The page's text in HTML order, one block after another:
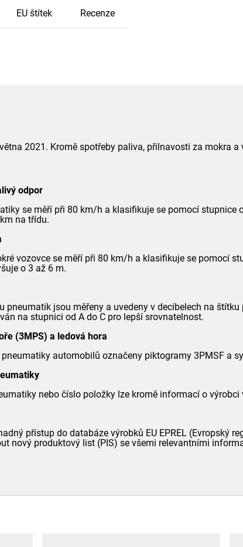
EU štítek Recenze
2021. Kromě spotřeby paliva, přilnavosti za mokra
odpor
se měří při 80 km/h a klasifikuje se pomocí stupnice
na třídu.
vozovce se měří při 80 km/h a klasifikuje se pomocí
o 3 až 6 m.
pneumatik jsou měřeny a uvedeny v decibelech na
na stupnici od A do C pro lepší srovnatelnost.
(3MPS) a ledová hora
automobilů označeny piktogramy 3PMSF a
nebo číslo položky lze kromě informací o výrobci
přístup do databáze výrobků EU EPREL (Evropský
nový produktový list (PIS) se všemi relevantními